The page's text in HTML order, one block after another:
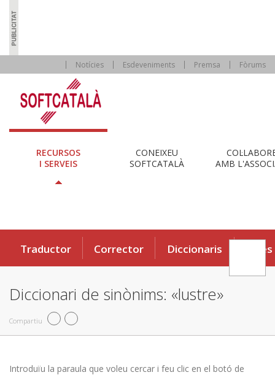
Notícies Esdeveniments Premsa Fòrums
RECURSOS
I SERVEIS
CONEIXEU
SOFTCATALÀ
AMB
Traductor Corrector Diccionaris Eines
Diccionari de sinònims: «lustre»
Compartiu
Introduïu la paraula que voleu cercar i feu clic en el botó de